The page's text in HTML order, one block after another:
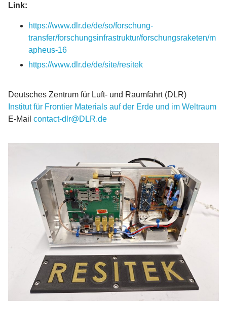
Link:
https://www.dlr.de/de/so/forschung-
transfer/forschungsinfrastruktur/forschungsraketen/m
apheus-16
https://www.dlr.de/de/site/resitek
Deutsches Zentrum für Luft- und Raumfahrt (DLR)
Institut für Frontier Materials auf der Erde und im Weltraum
E-Mail contact-dlr@DLR.de